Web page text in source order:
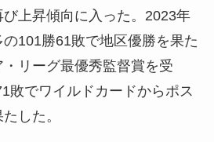
上昇傾向に入った。2023年
101勝61敗で地区優勝を果た
リーグ最優秀監督賞を受
敗でワイルドカードからポス
した。